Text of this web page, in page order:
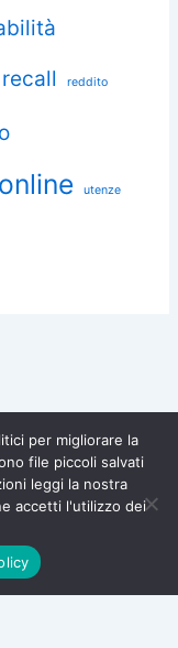
recall reddito
utenze
Omnia – Tutti i diritti
Policy
e difendi i
per migliorare la
file piccoli salvati
leggi la nostra
accetti l'utilizzo dei